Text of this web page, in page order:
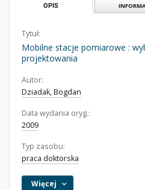
OPIS
Tytuł:
Mobilne stacje pomiarowe :
projektowania
Autor:
Dziadak, Bogdan
Data wydania oryg.:
2009
Typ zasobu:
praca doktorska
Więcej